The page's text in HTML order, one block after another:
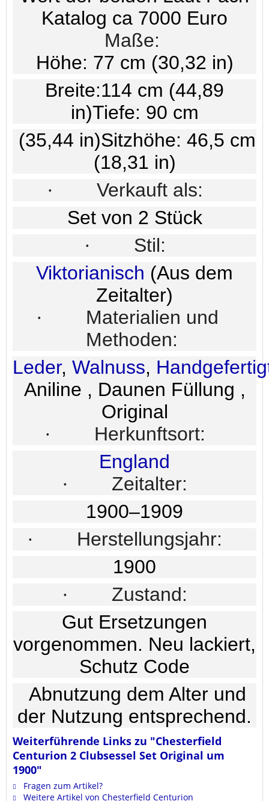
Katalog ca 7000 Euro
Maße:
Höhe: 77 cm (30,32 in)
Breite:114 cm (44,89
in)Tiefe: 90 cm
(35,44 in)Sitzhöhe: 46,5 cm
(18,31 in)
·
Verkauft als:
Set von 2 Stück
·
Stil:
Viktorianisch (Aus dem
Zeitalter)
·
Materialien und
Methoden:
Leder, Walnuss,
Aniline , Daunen Füllung ,
Original
·
Herkunftsort:
England
·
Zeitalter:
1900–1909
·
Herstellungsjahr:
1900
·
Zustand:
Gut Ersetzungen
vorgenommen. Neu lackiert,
Schutz Code
Abnutzung dem Alter und
der Nutzung entsprechend.
Weiterführende Links zu "Chesterfield
Centurion 2 Clubsessel Set Original um
1900"
Fragen zum Artikel?
Weitere Artikel von Chesterfield Centurion